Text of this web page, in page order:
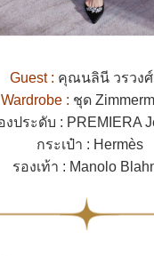
Guest : คุณนลินี วรวง
Wardrobe : ชุด
งประดับ : PREMIERA
กระเป๋า : Hermès
รองเท้า : Manolo